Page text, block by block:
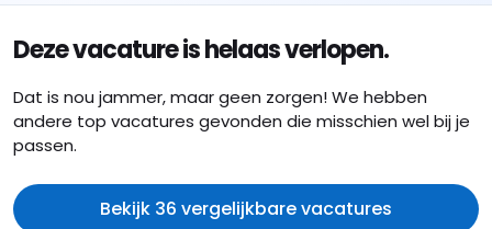
Deze vacature is helaas verlopen.
Dat is nou jammer, maar geen zorgen! We hebben
andere top vacatures gevonden die misschien wel bij je
passen.
Bekijk 36 vergelijkbare vacatures